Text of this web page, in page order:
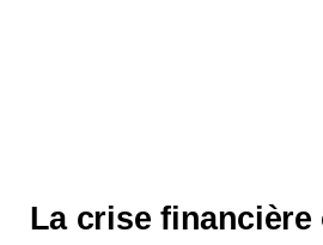
La crise financière